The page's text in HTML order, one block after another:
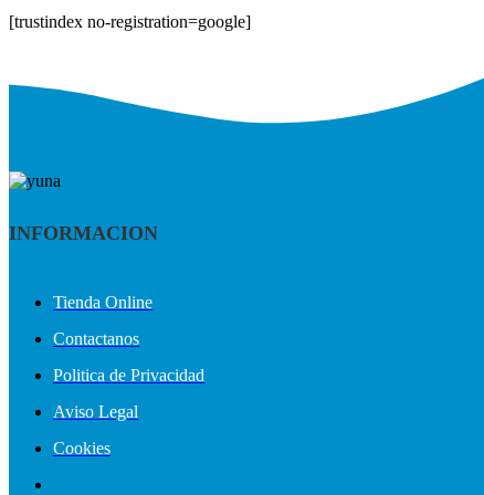
[trustindex no-registration=google]
INFORMACION
Tienda Online
Contactanos
Politica de Privacidad
Aviso Legal
Cookies